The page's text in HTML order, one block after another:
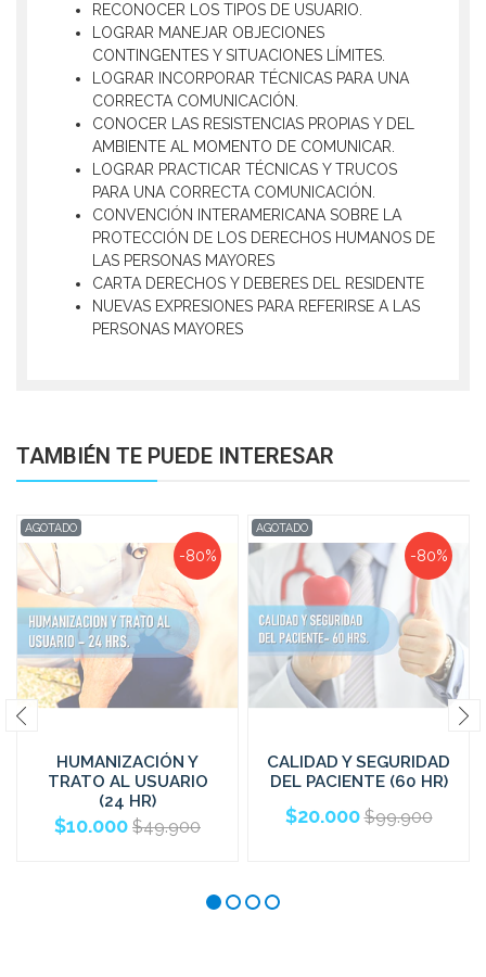
RECONOCER LOS TIPOS DE USUARIO.
LOGRAR MANEJAR OBJECIONES
CONTINGENTES Y SITUACIONES LÍMITES.
LOGRAR INCORPORAR TÉCNICAS PARA UNA
CORRECTA COMUNICACIÓN.
CONOCER LAS RESISTENCIAS PROPIAS Y DEL
AMBIENTE AL MOMENTO DE COMUNICAR.
LOGRAR PRACTICAR TÉCNICAS Y TRUCOS
PARA UNA CORRECTA COMUNICACIÓN.
CONVENCIÓN INTERAMERICANA SOBRE LA
PROTECCIÓN DE LOS DERECHOS HUMANOS DE
LAS PERSONAS MAYORES
CARTA DERECHOS Y DEBERES DEL RESIDENTE
NUEVAS EXPRESIONES PARA REFERIRSE A LAS
PERSONAS MAYORES
TAMBIÉN TE PUEDE INTERESAR
-80%
AGOTADO
HUMANIZACIÓN Y
TRATO AL USUARIO
(24 HR)
$10.000 $49.900
-80%
AGOTADO
CALIDAD Y SEGURIDAD
DEL PACIENTE (60 HR)
$20.000 $99.900